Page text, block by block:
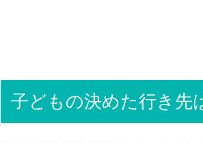
子どもの決めた行き先